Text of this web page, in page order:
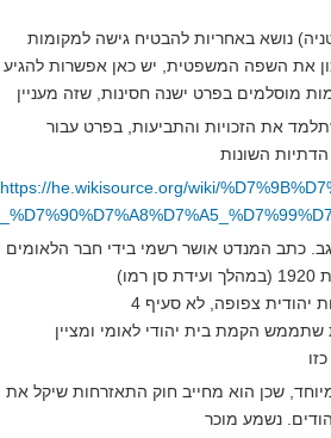
(בריטניה) נושא באחריות להבטיח גישה למקומות
את השפה המשפטית, יש כאן אפשרות להגיע
ועדה שתלמד את הזכויות והתביעות, בפרט עבור
https://he.wikisource.org/wiki/
כתב המנדט אושר רשמי בידי חבר הלאומים
שתממש הקמת בית יהודי לאומי ומציין
מעניין במיוחד, שכן הוא מחייב חוק התאזרחות שיקל את